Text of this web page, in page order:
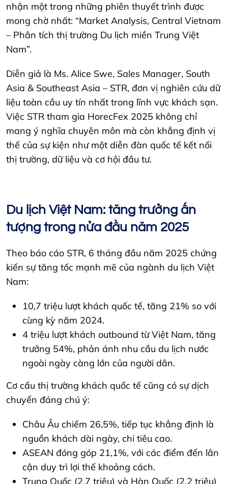
nhận một trong những phiên thuyết trình được
mong chờ nhất: “Market Analysis, Central Vietnam
– Phân tích thị trường Du lịch miền Trung Việt
Nam”.
Diễn giả là Ms. Alice Swe, Sales Manager, South
Asia & Southeast Asia – STR, đơn vị nghiên cứu dữ
liệu toàn cầu uy tín nhất trong lĩnh vực khách sạn.
Việc STR tham gia HorecFex 2025 không chỉ
mang ý nghĩa chuyên môn mà còn khẳng định vị
thế của sự kiện như một diễn đàn quốc tế kết nối
thị trường, dữ liệu và cơ hội đầu tư.
Du lịch Việt Nam: tăng trưởng ấn
tượng trong nửa đầu năm 2025
Theo báo cáo STR, 6 tháng đầu năm 2025 chứng
kiến sự tăng tốc mạnh mẽ của ngành du lịch Việt
Nam:
10,7 triệu lượt khách quốc tế, tăng 21% so với
cùng kỳ năm 2024.
4 triệu lượt khách outbound từ Việt Nam, tăng
trưởng 54%, phản ánh nhu cầu du lịch nước
ngoài ngày càng lớn của người dân.
Cơ cấu thị trường khách quốc tế cũng có sự dịch
chuyển đáng chú ý:
Châu Âu chiếm 26,5%, tiếp tục khẳng định là
nguồn khách dài ngày, chi tiêu cao.
ASEAN đóng góp 21,1%, với các điểm đến lân
cận duy trì lợi thế khoảng cách.
Trung Quốc (2,7 triệu) và Hàn Quốc (2,2 triệu)